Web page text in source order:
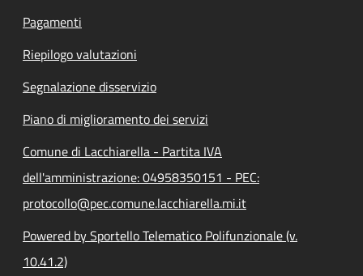
Pagamenti
Riepilogo valutazioni
Segnalazione disservizio
Piano di miglioramento dei servizi
Comune di Lacchiarella - Partita IVA
dell'amministrazione: 04958350151 - PEC:
protocollo@pec.comune.lacchiarella.mi.it
Powered by Sportello Telematico Polifunzionale (v.
10.41.2)